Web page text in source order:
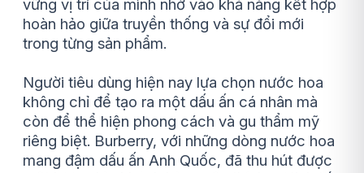
vững vị trí của mình nhờ vào khả năng kết hợp
hoàn hảo giữa truyền thống và sự đổi mới
trong từng sản phẩm.
Người tiêu dùng hiện nay lựa chọn nước hoa
không chỉ để tạo ra một dấu ấn cá nhân mà
còn để thể hiện phong cách và gu thẩm mỹ
riêng biệt. Burberry, với những dòng nước hoa
mang đậm dấu ấn Anh Quốc, đã thu hút được